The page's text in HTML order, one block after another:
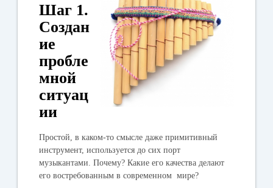
Шаг 1.
Создан
ие
пробле
мной
ситуац
ии
Простой, в каком-то смысле даже примитивный
инструмент, используется до сих порт
музыкантами. Почему? Какие его качества делают
его востребованным в современном мире?